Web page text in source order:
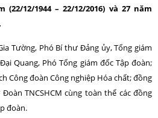
12/1944 – 22/12/2016) và 27 năm
Tường, Phó Bí thư Đảng ủy, Tổng giám
Quang, Phó Tổng giám đốc Tập đoàn;
Công đoàn Công nghiệp Hóa chất; đồng
TNCSHCM cùng toàn thể các đồng
đoàn.